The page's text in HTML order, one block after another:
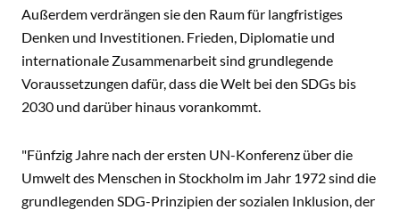
Außerdem verdrängen sie den Raum für langfristiges
Denken und Investitionen. Frieden, Diplomatie und
internationale Zusammenarbeit sind grundlegende
Voraussetzungen dafür, dass die Welt bei den SDGs bis
2030 und darüber hinaus vorankommt.
"Fünfzig Jahre nach der ersten UN-Konferenz über die
Umwelt des Menschen in Stockholm im Jahr 1972 sind die
grundlegenden SDG-Prinzipien der sozialen Inklusion, der